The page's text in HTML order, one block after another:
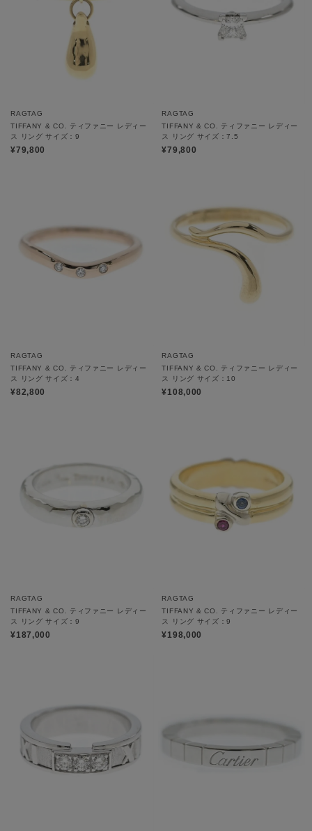
RAGTAG
TIFFANY & CO. ティファニー レディー
ス リング サイズ：9
¥79,800
RAGTAG
TIFFANY & CO. ティファニー レディー
ス リング サイズ：7.5
¥79,800
RAGTAG
TIFFANY & CO. ティファニー レディー
ス リング サイズ：4
¥82,800
RAGTAG
TIFFANY & CO. ティファニー レディー
ス リング サイズ：10
¥108,000
RAGTAG
TIFFANY & CO. ティファニー レディー
ス リング サイズ：9
¥187,000
RAGTAG
TIFFANY & CO. ティファニー レディー
ス リング サイズ：9
¥198,000